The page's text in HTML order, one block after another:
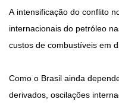
A intensificação do conflito
internacionais do petróleo
custos de combustíveis em
Como o Brasil ainda
derivados, oscilações